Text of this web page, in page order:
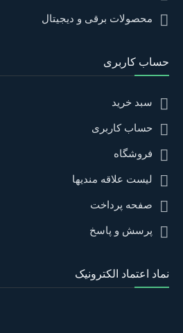
محصولات برقی و دیجیتال
حساب کاربری
سبد خرید
حساب کاربری
فروشگاه
لیست علاقه مندیها
صفحه پرداخت
پرسش و پاسخ
نماد اعتماد الکترونیک